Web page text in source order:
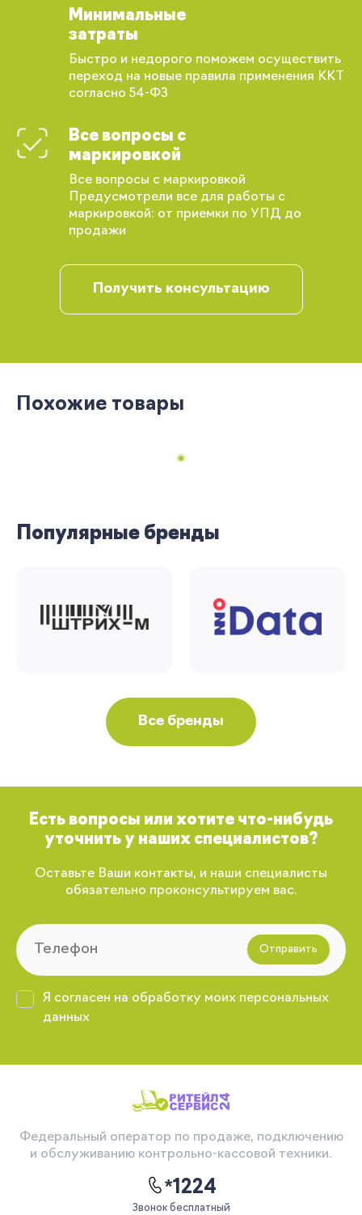
Минимальные
затраты
Быстро и недорого поможем осуществить
переход на новые правила применения ККТ
согласно 54-ФЗ
Все вопросы с
маркировкой
Все вопросы с маркировкой
Предусмотрели все для работы с
маркировкой: от приемки по УПД до
продажи
Получить консультацию
Похожие товары
Популярные бренды
Все бренды
Есть вопросы или хотите что-нибудь
уточнить у наших специалистов?
Оставьте Ваши контакты, и наши специалисты
обязательно проконсультируем вас.
Отправить
Я согласен на обработку моих персональных
данных
Федеральный оператор по продаже, подключению
и обслуживанию контрольно-кассовой техники.
*1224
Звонок бесплатный
Вы сможете отслеживать статус своих
заказов и получать индивидуальные
Вернуться
Запомнить меня
Регистрация
рекомендации